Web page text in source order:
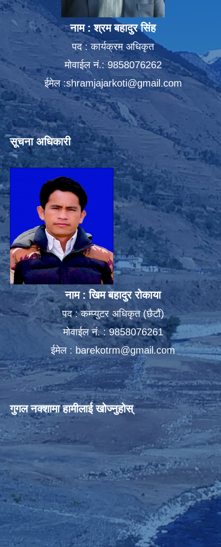
नाम : श्रम बहादुर सिंह
पद : कार्यक्रम अधिकृत
मोवाईल नं.: 9858076262
ईमेल :shramjajarkoti@gmail.com
सूचना अधिकारी
नाम : खिम बहादुर रोकाया
पद : कम्प्युटर अधिकृत (छैटौं)
मोवाईल नं. : 9858076261
ईमेल : barekotrm@gmail.com
गुगल नक्शामा हामीलाई खोज्नुहोस्